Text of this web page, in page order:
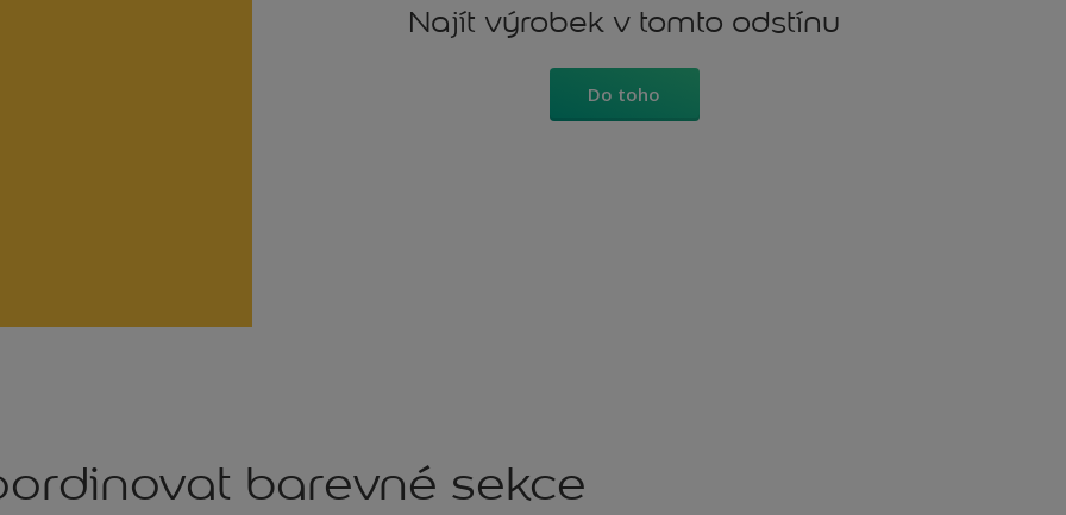
Najít výrobek v tomto odstínu
Do toho
barevné sekce